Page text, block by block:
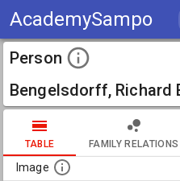
AcademySampo
Person
Bengelsdorff, Richard
TABLE FAMILY RELATIONS
Image